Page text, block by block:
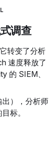
调查
转变了分析
速度释放了
的 SIEM、
），分析师
标。